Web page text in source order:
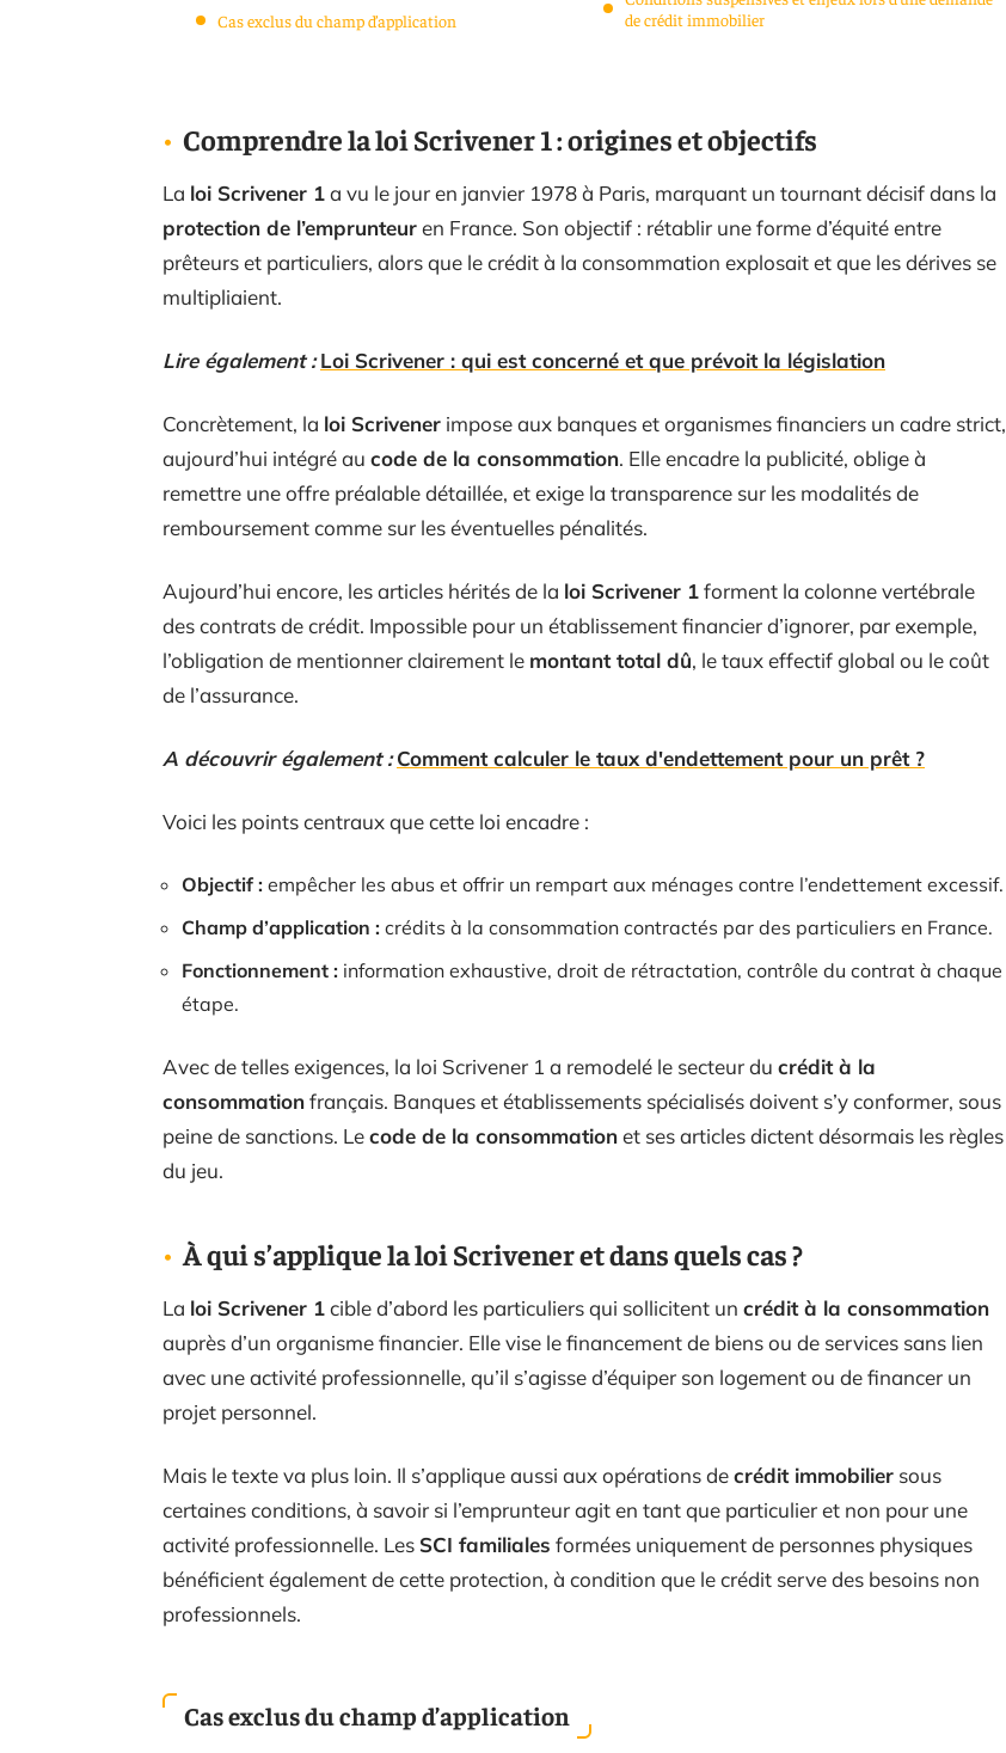
Cas exclus du champ d’application
de crédit immobilier
Comprendre la loi Scrivener 1 : origines et objectifs
La loi Scrivener 1a vu le jour en janvier 1978 à Paris, marquant un tournant décisif dans la
protection de l’emprunteuren France. Son objectif : rétablir une forme d’équité entre
prêteurs et particuliers, alors que le crédit à la consommation explosait et que les dérives se
multipliaient.
Lire également : Loi Scrivener : qui est concerné et que prévoit la législation
Concrètement, la loi Scrivener impose aux banques et organismes financiers un cadre strict,
aujourd’hui intégré au code de la consommation. Elle encadre la publicité, oblige à
remettre une offre préalable détaillée, et exige la transparence sur les modalités de
remboursement comme sur les éventuelles pénalités.
Aujourd’hui encore, les articles hérités de la loi Scrivener 1forment la colonne vertébrale
des contrats de crédit. Impossible pour un établissement financier d’ignorer, par exemple,
l’obligation de mentionner clairement le montant total dû, le taux effectif global ou le coût
de l’assurance.
A découvrir également : Comment calculer le taux d'endettement pour un prêt ?
Voici les points centraux que cette loi encadre :
Objectif : empêcher les abus et offrir un rempart aux ménages contre l’endettement excessif.
Champ d’application : crédits à la consommation contractés par des particuliers en France.
Fonctionnement : information exhaustive, droit de rétractation, contrôle du contrat à chaque
étape.
Avec de telles exigences, la loi Scrivener 1 a remodelé le secteur du crédit à la
consommationfrançais. Banques et établissements spécialisés doivent s’y conformer, sous
peine de sanctions. Lecode de la consommationet ses articles dictent désormais les règles
du jeu.
À qui s’applique la loi Scrivener et dans quels cas ?
La loi Scrivener 1cible d’abord les particuliers qui sollicitent un crédit à la consommation
auprès d’un organisme financier. Elle vise le financement de biens ou de services sans lien
avec une activité professionnelle, qu’il s’agisse d’équiper son logement ou de financer un
projet personnel.
Mais le texte va plus loin. Il s’applique aussi aux opérations decrédit immobilier sous
certaines conditions, à savoir si l’emprunteur agit en tant que particulier et non pour une
activité professionnelle. Les SCI familiales formées uniquement de personnes physiques
bénéficient également de cette protection, à condition que le crédit serve des besoins non
professionnels.
Cas exclus du champ d’application